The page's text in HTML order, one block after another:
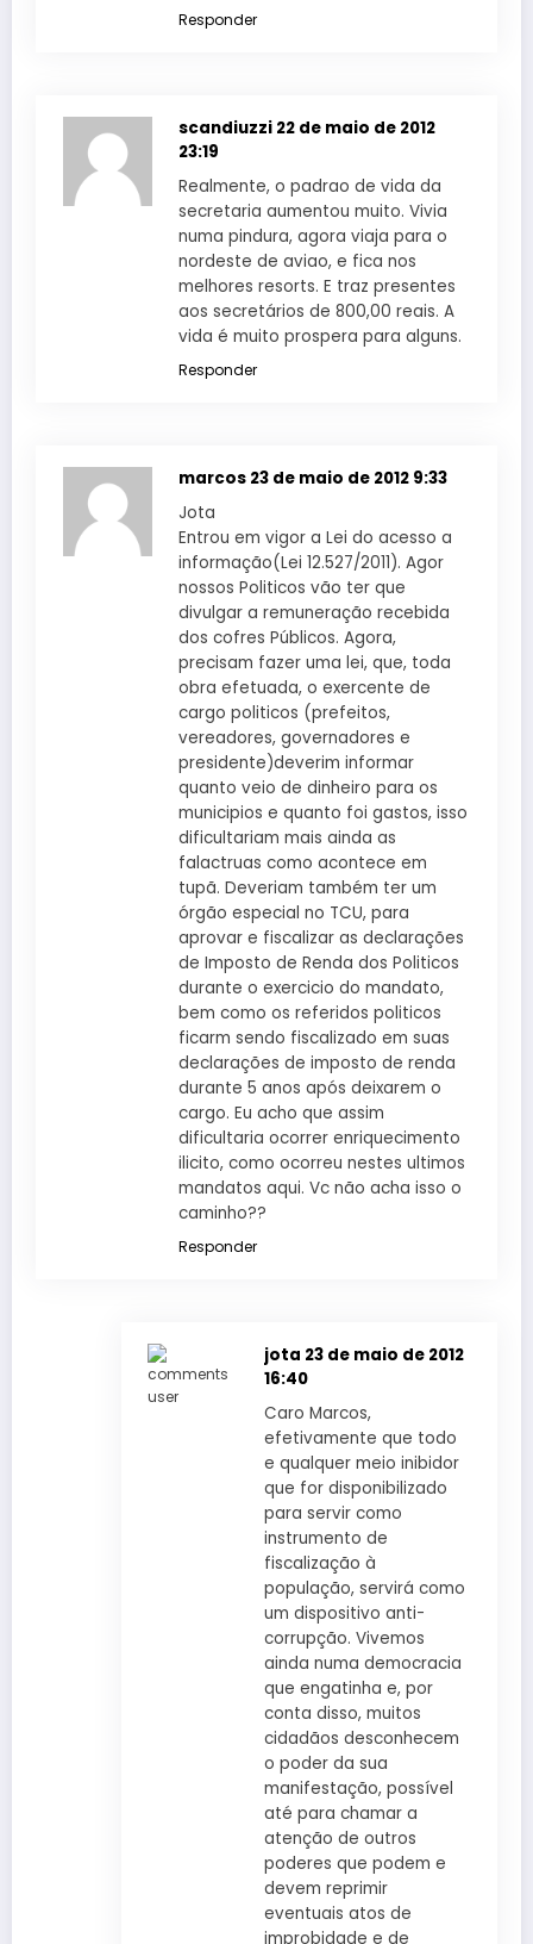
Responder
scandiuzzi 22 de maio de 2012
23:19
Realmente, o padrao de vida da
secretaria aumentou muito. Vivia
numa pindura, agora viaja para o
nordeste de aviao, e fica nos
melhores resorts. E traz presentes
aos secretários de 800,00 reais. A
vida é muito prospera para alguns.
Responder
marcos 23 de maio de 2012 9:33
Jota
Entrou em vigor a Lei do acesso a
informação(Lei 12.527/2011). Agor
nossos Politicos vão ter que
divulgar a remuneração recebida
dos cofres Públicos. Agora,
precisam fazer uma lei, que, toda
obra efetuada, o exercente de
cargo politicos (prefeitos,
vereadores, governadores e
presidente)deverim informar
quanto veio de dinheiro para os
municipios e quanto foi gastos, isso
dificultariam mais ainda as
falactruas como acontece em
tupã. Deveriam também ter um
órgão especial no TCU, para
aprovar e fiscalizar as declarações
de Imposto de Renda dos Politicos
durante o exercicio do mandato,
bem como os referidos politicos
ficarm sendo fiscalizado em suas
declarações de imposto de renda
durante 5 anos após deixarem o
cargo. Eu acho que assim
dificultaria ocorrer enriquecimento
ilicito, como ocorreu nestes ultimos
mandatos aqui. Vc não acha isso o
caminho??
Responder
jota 23 de maio de 2012
16:40
Caro Marcos,
efetivamente que todo
e qualquer meio inibidor
que for disponibilizado
para servir como
instrumento de
fiscalização à
população, servirá como
um dispositivo anti-
corrupção. Vivemos
ainda numa democracia
que engatinha e, por
conta disso, muitos
cidadãos desconhecem
o poder da sua
manifestação, possível
até para chamar a
atenção de outros
poderes que podem e
devem reprimir
eventuais atos de
improbidade e de